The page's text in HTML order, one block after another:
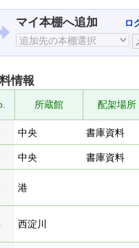
マイ本棚へ追加 ロ
情報
所蔵館 配架場所
中央 書庫資料
中央 書庫資料
港
西淀川